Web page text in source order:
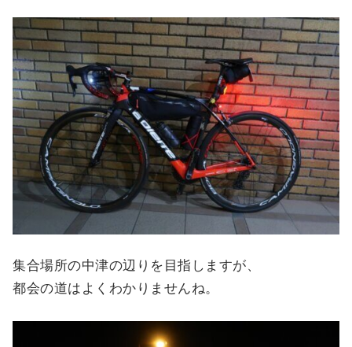
集合場所の中津の辺りを目指しますが、
都会の道はよくわかりませんね。